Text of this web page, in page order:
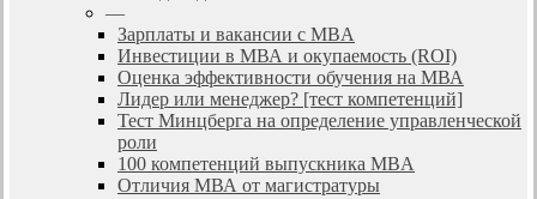
—
Зарплаты и вакансии с MBA
Инвестиции в МВА и окупаемость (ROI)
Оценка эффективности обучения на МВА
Лидер или менеджер? [тест компетенций]
Тест Минцберга на определение управленческой
роли
100 компетенций выпускника MBA
Отличия МВА от магистратуры